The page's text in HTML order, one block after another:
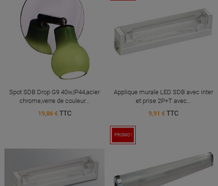
Spot SDB Drop G9 40w,IP44,acier
chrome,verre de couleur...
19,86 € TTC
Applique murale LED SDB avec inter
et prise 2P+T avec...
9,91 € TTC
PROMO !